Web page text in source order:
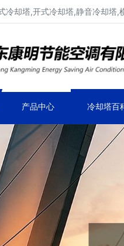
冷却塔,开式冷却塔,静音冷却塔
产品中心 冷却塔百